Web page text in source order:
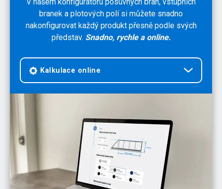
branek a plotových polí si můžete snadno
nakonfigurovat každý produkt přesně podle svých
představ. Snadno, rychle a online.
Kalkulace online